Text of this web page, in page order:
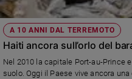
A 10 ANNI DAL TERREMOTO
Haiti ancora sull’orlo del
Nel 2010 la capitale Port-au-Prince
suolo. Oggi il Paese vive ancora